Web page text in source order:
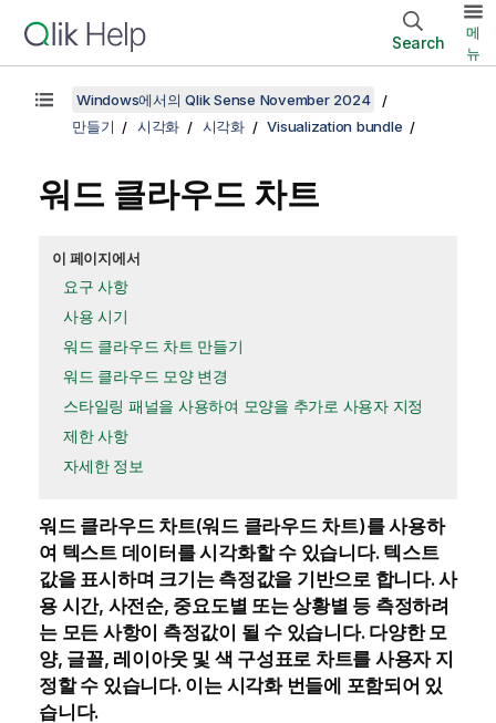
Search
메
뉴
Windows에서의 Qlik Sense November 2024
만들기
시각화 시각화 Visualization bundle
워드 클라우드 차트
이 페이지에서
요구 사항
사용 시기
워드 클라우드 차트 만들기
워드 클라우드 모양 변경
스타일링 패널을 사용하여 모양을 추가로 사용자 지정
제한 사항
자세한 정보
워드 클라우드 차트(워드 클라우드 차트)를 사용하
여 텍스트 데이터를 시각화할 수 있습니다. 텍스트
값을 표시하며 크기는 측정값을 기반으로 합니다. 사
용 시간, 사전순, 중요도별 또는 상황별 등 측정하려
는 모든 사항이 측정값이 될 수 있습니다. 다양한 모
양, 글꼴, 레이아웃 및 색 구성표로 차트를 사용자 지
정할 수 있습니다. 이는 시각화 번들에 포함되어 있
습니다.